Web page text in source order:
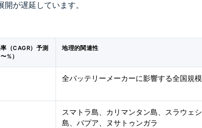
が遅延しています。
（CAGR）予測
%）
地理的関連性
全バッテリーメーカーに影響する全国規模
スマトラ島、カリマンタン島、スラウェシ
島、パプア、ヌサトゥンガラ